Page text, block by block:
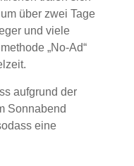
über zwei Tage
und viele
„No-Ad“
aufgrund der
Sonnabend
eine